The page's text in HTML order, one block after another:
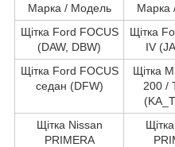
Марка / Модель Марка
Щітка Ford FOCUS
(DAW, DBW)
Щітка
IV
Щітка Ford FOCUS
седан (DFW)
Щітка
200 /
Щітка Nissan
PRIMERA